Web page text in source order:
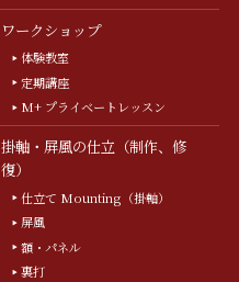
ワークショップ
体験教室
定期講座
M+ プライベートレッスン
掛軸・屏風の仕立（制作、修
復）
仕立て Mounting（掛軸）
屏風
額・パネル
裏打